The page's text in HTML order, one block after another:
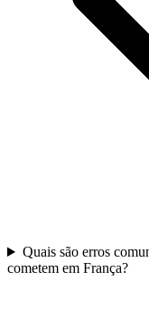
Quais são erros
cometem em França?